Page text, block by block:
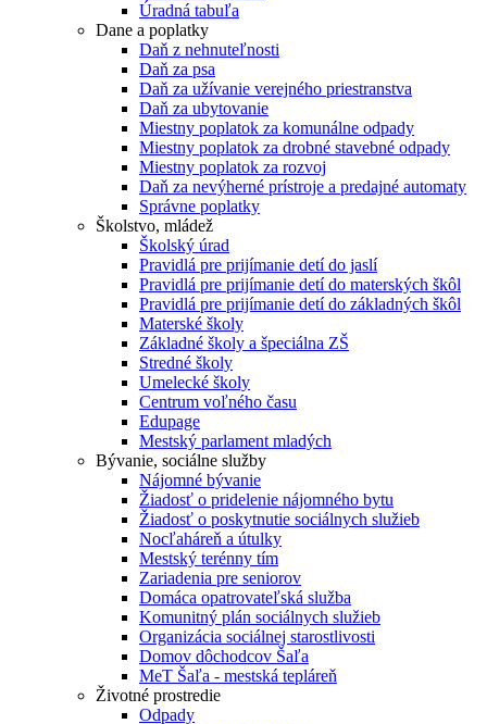
Úradná tabuľa
Dane a poplatky
Daň z nehnuteľnosti
Daň za psa
Daň za užívanie verejného priestranstva
Daň za ubytovanie
Miestny poplatok za komunálne odpady
Miestny poplatok za drobné stavebné odpady
Miestny poplatok za rozvoj
Daň za nevýherné prístroje a predajné automaty
Správne poplatky
Školstvo, mládež
Školský úrad
Pravidlá pre prijímanie detí do jaslí
Pravidlá pre prijímanie detí do materských škôl
Pravidlá pre prijímanie detí do základných škôl
Materské školy
Základné školy a špeciálna ZŠ
Stredné školy
Umelecké školy
Centrum voľného času
Edupage
Mestský parlament mladých
Bývanie, sociálne služby
Nájomné bývanie
Žiadosť o pridelenie nájomného bytu
Žiadosť o poskytnutie sociálnych služieb
Nocľaháreň a útulky
Mestský terénny tím
Zariadenia pre seniorov
Domáca opatrovateľská služba
Komunitný plán sociálnych služieb
Organizácia sociálnej starostlivosti
Domov dôchodcov Šaľa
MeT Šaľa - mestská tepláreň
Životné prostredie
Odpady